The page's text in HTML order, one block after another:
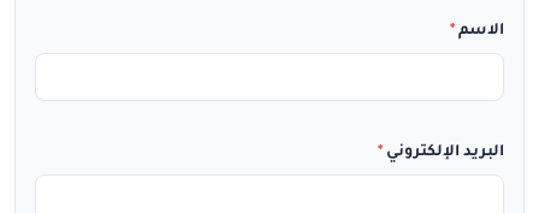
الاسم *
البريد الإلكتروني *